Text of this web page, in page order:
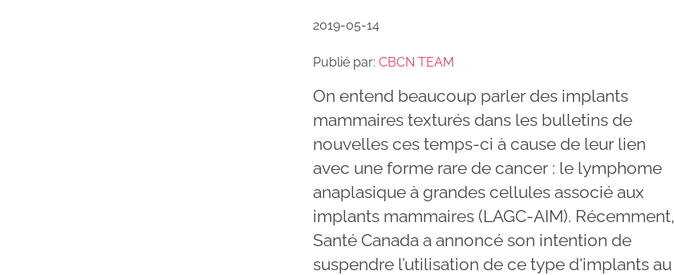
2019-05-14
Publié par: CBCN TEAM
On entend beaucoup parler des implants
mammaires texturés dans les bulletins de
nouvelles ces temps-ci à cause de leur lien
avec une forme rare de cancer : le lymphome
anaplasique à grandes cellules associé aux
implants mammaires (LAGC-AIM). Récemment,
Santé Canada a annoncé son intention de
suspendre l’utilisation de ce type d'implants au